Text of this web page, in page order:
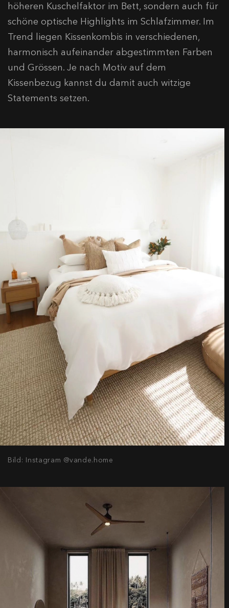
höheren Kuschelfaktor im Bett, sondern auch für
schöne optische Highlights im Schlafzimmer. Im
Trend liegen Kissenkombis in verschiedenen,
harmonisch aufeinander abgestimmten Farben
und Grössen. Je nach Motiv auf dem
Kissenbezug kannst du damit auch witzige
Statements setzen.
Bild: Instagram @vande.home